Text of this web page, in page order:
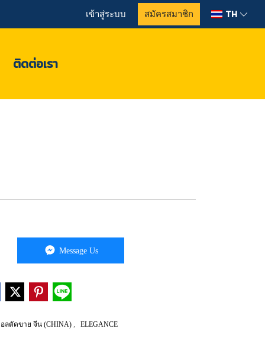
เข้าสู่ระบบ สมัครสมาชิก TH
ติดต่อเรา
Message Us
ลตัดขาย จีน (CHINA) ELEGANCE